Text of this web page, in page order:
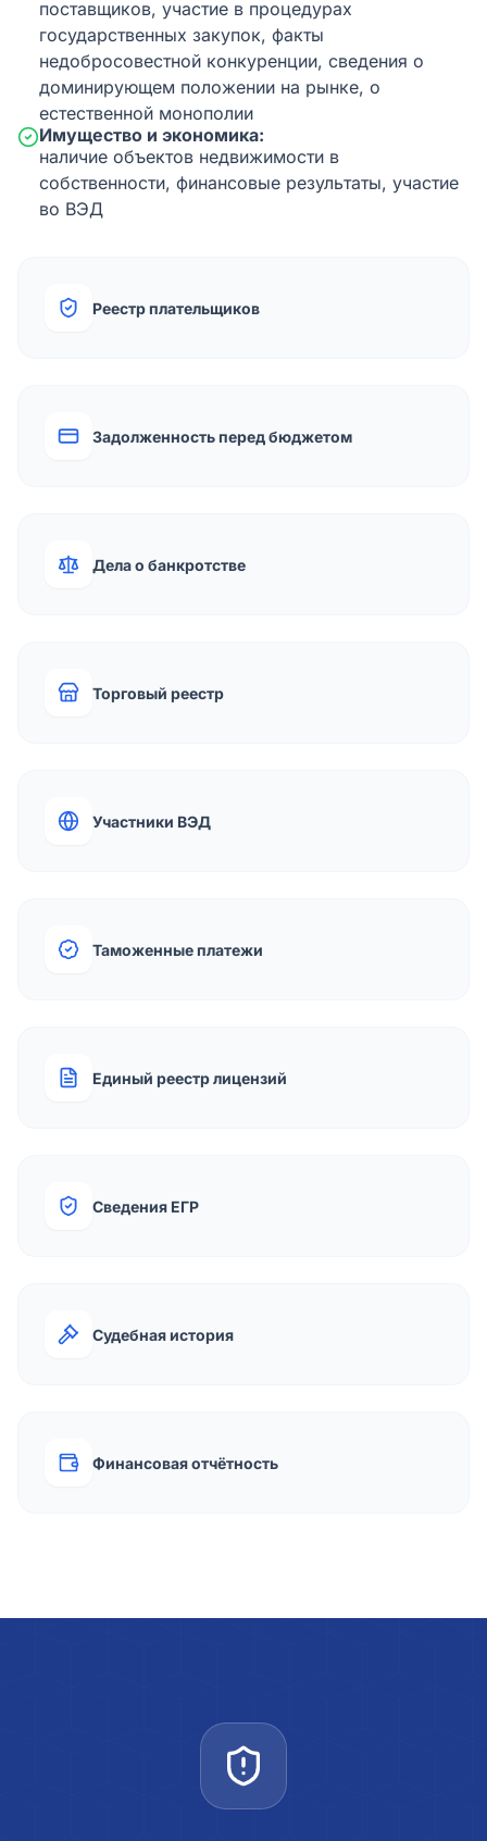
поставщиков, участие в процедурах
государственных закупок, факты
недобросовестной конкуренции, сведения о
доминирующем положении на рынке, о
естественной монополии
Имущество и экономика:
наличие объектов недвижимости в
собственности, финансовые результаты, участие
во ВЭД
Реестр плательщиков
Задолженность перед бюджетом
Дела о банкротстве
Торговый реестр
Участники ВЭД
Таможенные платежи
Единый реестр лицензий
Сведения ЕГР
Судебная история
Финансовая отчётность